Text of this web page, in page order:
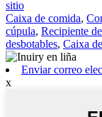
sitio
Caixa de comida,
cúpula, Recipiente
desbotables, Caixa
Enviar correo
x